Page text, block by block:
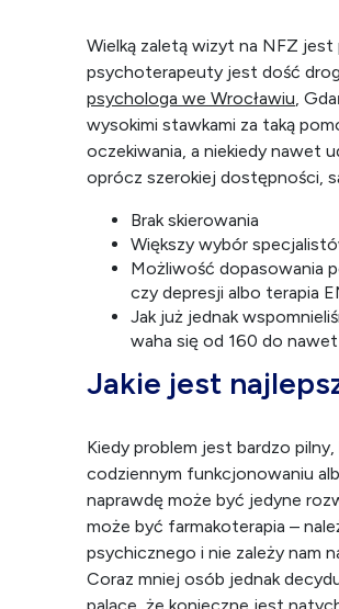
Wielką zaletą wizyt na NFZ
psychoterapeuty jest dość
psychologa we Wrocławiu,
wysokimi stawkami za taką
oczekiwania, a niekiedy nawet
oprócz szerokiej dostępności,
Brak skierowania
Większy wybór
Możliwość dopasowania
czy depresji albo terapia
Jak już jednak
waha się od 160 do
Jakie jest
Kiedy problem jest bardzo
codziennym funkcjonowaniu
naprawdę może być jedyne
może być farmakoterapia –
psychicznego i nie zależy nam
Coraz mniej osób jednak